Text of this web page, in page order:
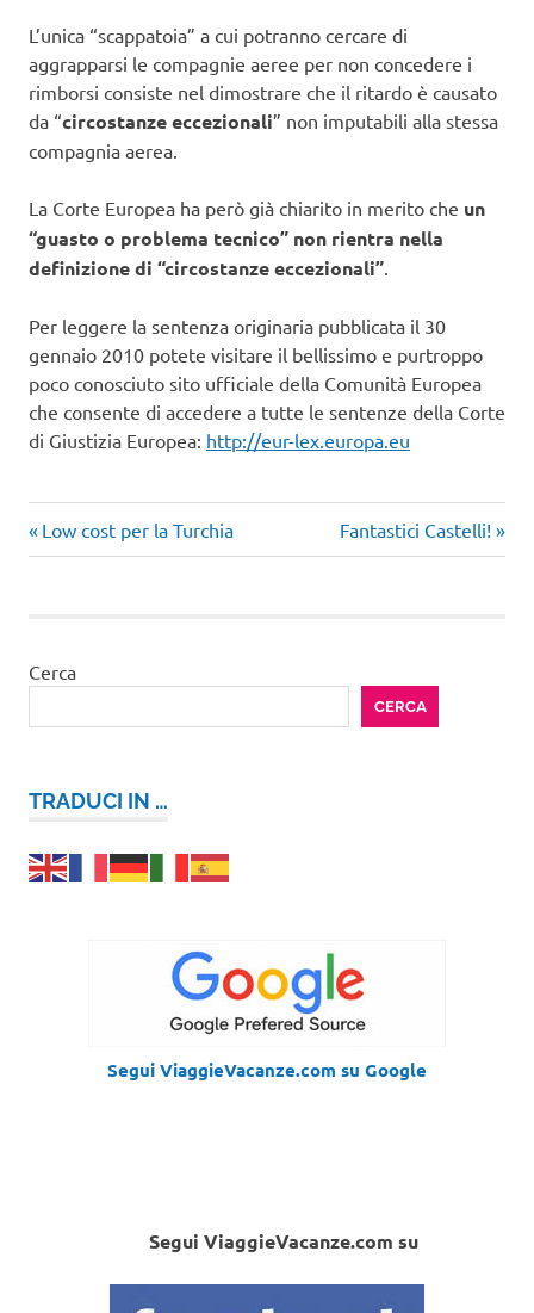
L’unica “scappatoia” a cui potranno cercare di
aggrapparsi le compagnie aeree per non concedere i
rimborsi consiste nel dimostrare che il ritardo è causato
da “circostanze eccezionali” non imputabili alla stessa
compagnia aerea.
La Corte Europea ha però già chiarito in merito che un
“guasto o problema tecnico” non rientra nella
definizione di “circostanze eccezionali”.
Per leggere la sentenza originaria pubblicata il 30
gennaio 2010 potete visitare il bellissimo e purtroppo
poco conosciuto sito ufficiale della Comunità Europea
che consente di accedere a tutte le sentenze della Corte
di Giustizia Europea: http://eur-lex.europa.eu
aeree
Navigazione
Articolo
precedente:
Low cost per la Turchia
Articolo
successivo:
Fantastici Castelli!
Cerca
CERCA
TRADUCI IN …
Segui ViaggieVacanze.com su Google
Segui ViaggieVacanze.com su